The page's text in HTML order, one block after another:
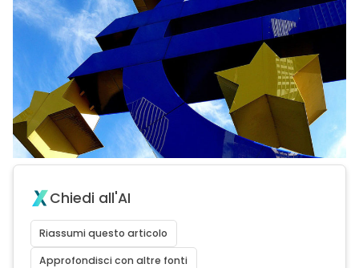
Chiedi all'AI
Riassumi questo articolo
Approfondisci con altre fonti